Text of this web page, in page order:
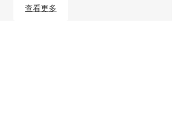
查看更多